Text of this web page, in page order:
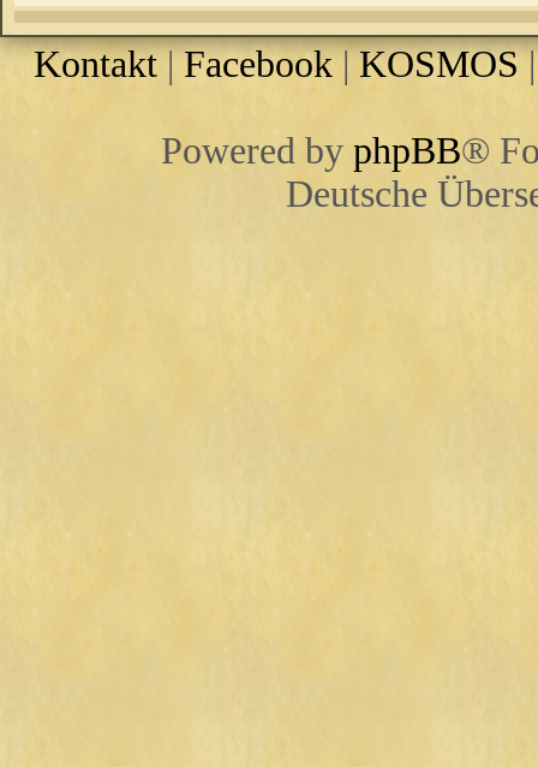
Kontakt | Facebook| KOSMOS
Powered by phpBB®
Deutsche